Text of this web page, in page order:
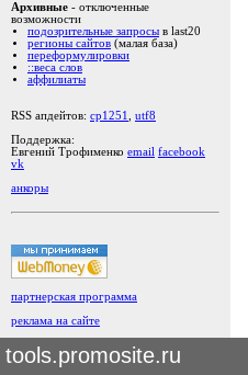
Архивные - отключенные
возможности
подозрительные запросы в last20
регионы сайтов (малая база)
переформулировки
::веса слов
аффилиаты
RSS апдейтов: cp1251
utf8
Поддержка:
Евгений Трофименко email facebook
vk
анкоры
партнерская программа
реклама на сайте
tools.promosite.ru